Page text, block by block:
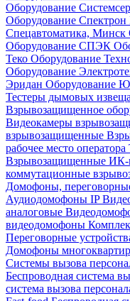
Оборудование
Оборудование
Спецавтоматика, Минск
Оборудование СПЭК
Теко Оборудование
Оборудование
Эридан Оборудование
Тестеры дымовых
Взрывозащищенное
Видеокамеры
взрывозащищенные
рабочее место оператора
Взрывозащищенные ИК-
коммутационные
Домофоны,
Аудиодомофоны IP
аналоговые
видеодомофоны
Переговорные
Домофоны
Системы вызова
Беспроводная система
система вызова